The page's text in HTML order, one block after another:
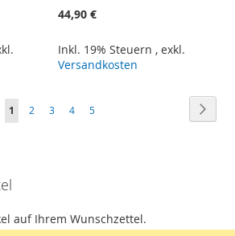
44,90 €
Inkl. 19% Steuern , exkl.
Versandkosten
Sie
Seite
1 Seite
2 Seite
3 Seite
4 Seite
5
auf Ihrem Wunschzettel.